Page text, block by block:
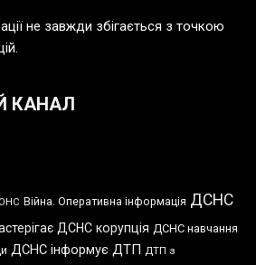
не завжди збігається з точкою
КАНАЛ
Війна. Оперативна інформація ДСНС
ДСНС корупція ДСНС навчання
ДСНС інформує ДТП ДТП з